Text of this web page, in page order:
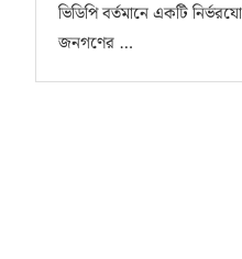
ভিডিপি বর্তমানে একটি
জনগণের …